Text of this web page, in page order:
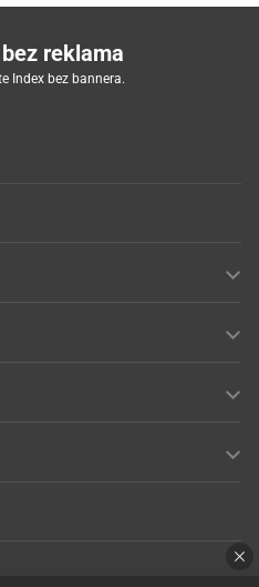
reklama
Index bez bannera.